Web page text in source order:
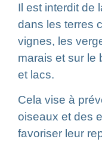
Il est interdit de
dans les terres
vignes, les
marais et sur le
et lacs.
Cela vise à
oiseaux et des
favoriser leur